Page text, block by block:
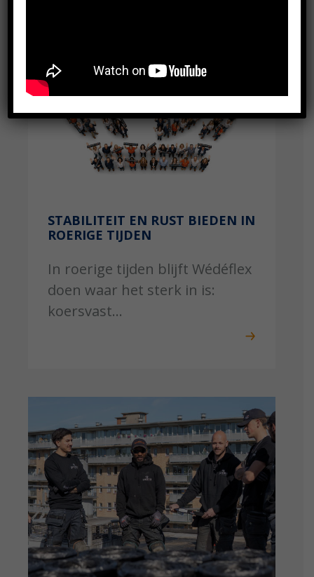
STABILITEIT EN RUST BIEDEN IN
ROERIGE TIJDEN
In roerige tijden blijft Wédéflex
doen waar het sterk in is:
koersvast...